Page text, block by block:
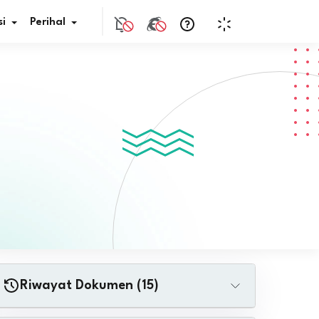
JDIH
Perihal
Riwayat Dokumen (15)